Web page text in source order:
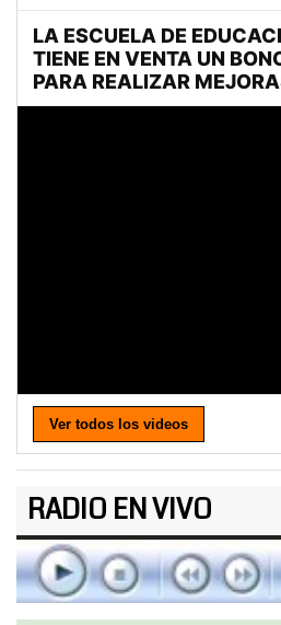
Ver todos los videos
RADIO EN VIVO